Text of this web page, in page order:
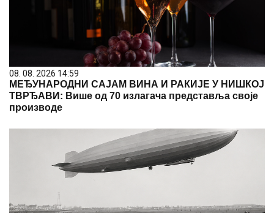
08. 08. 2026 14:59
МЕЂУНАРОДНИ САЈАМ ВИНА И РАКИЈЕ У НИШКОЈ
ТВРЂАВИ: Више од 70 излагача представља своје
производе